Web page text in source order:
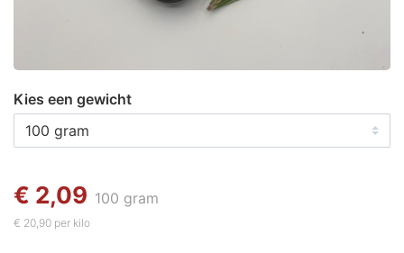
Kies een gewicht
€ 2,09 100 gram
€ 20,90 per kilo